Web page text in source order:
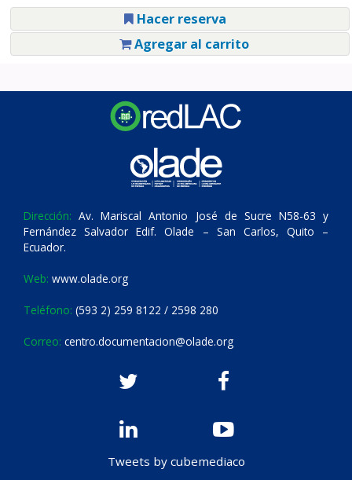
Hacer reserva
Agregar al carrito
Dirección: Av. Mariscal Antonio José de Sucre N58-63 y
Fernández Salvador Edif. Olade – San Carlos, Quito –
Ecuador.
Web: www.olade.org
Teléfono: (593 2) 259 8122 / 2598 280
Correo: centro.documentacion@olade.org
Tweets by cubemediaco